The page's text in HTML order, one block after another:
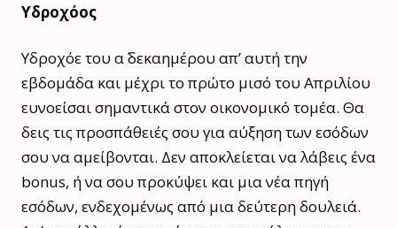
Υδροχόος
Υδροχόε του α΄ δεκαημέρου απ’ αυτή την
εβδομάδα και μέχρι το πρώτο μισό του Απριλίου
ευνοείσαι σημαντικά στον οικονομικό τομέα. Θα
δεις τις προσπάθειές σου για αύξηση των εσόδων
σου να αμείβονται. Δεν αποκλείεται να λάβεις ένα
bonus, ή να σου προκύψει και μια νέα πηγή
εσόδων, ενδεχομένως από μια δεύτερη δουλειά.